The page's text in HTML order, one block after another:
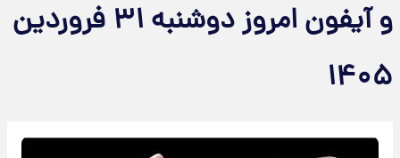
و آیفون امروز دوشنبه ۳۱ فروردین
۱۴۰۵